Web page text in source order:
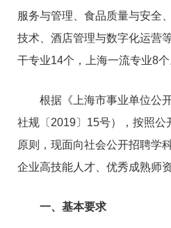
服务与管理、食品质量与安全
技术、酒店管理与数字化运营
干专业14个，上海一流专业8个
根据《上海市事业单位公开
社规〔2019〕15号），按照公
原则，现面向社会公开招聘学
企业高技能人才、优秀成熟师
一、基本要求